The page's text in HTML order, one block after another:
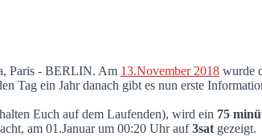
im TV
Paris - BERLIN. Am 13.November 2018 wurde
Tag ein Jahr danach gibt es nun erste
Euch auf dem Laufenden), wird ein 75
am 01.Januar um 00:20 Uhr auf3sat gezeigt.